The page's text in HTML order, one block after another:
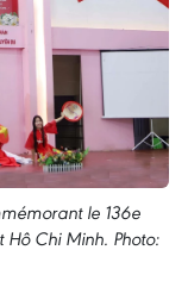
le 136e
Chi Minh. Photo: